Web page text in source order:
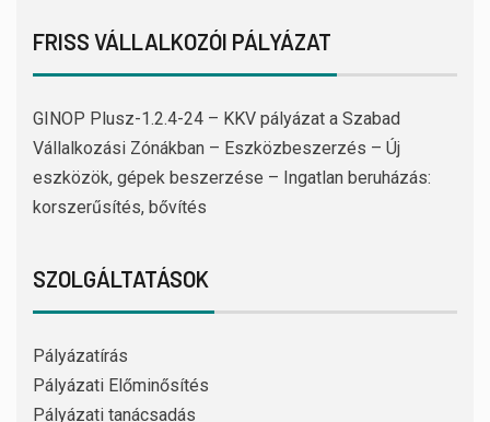
FRISS VÁLLALKOZÓI PÁLYÁZAT
GINOP Plusz-1.2.4-24 – KKV pályázat a Szabad
Vállalkozási Zónákban – Eszközbeszerzés – Új
eszközök, gépek beszerzése – Ingatlan beruházás:
korszerűsítés, bővítés
SZOLGÁLTATÁSOK
Pályázatírás
Pályázati Előminősítés
Pályázati tanácsadás